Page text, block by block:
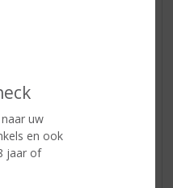
uw
en ook
jaar of
hoofdrol speelt